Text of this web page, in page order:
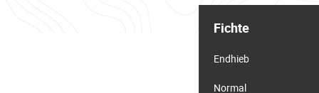
Fichte
Endhieb
Normal